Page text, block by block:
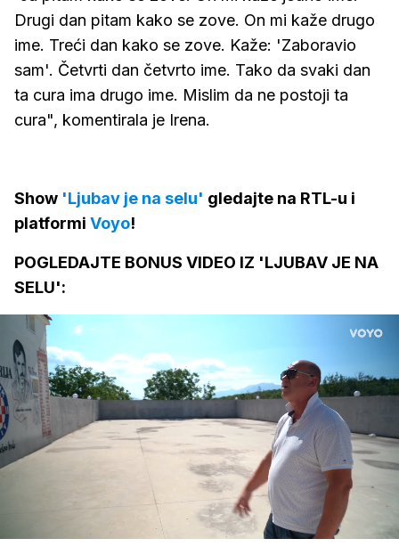
Drugi dan pitam kako se zove. On mi kaže drugo
ime. Treći dan kako se zove. Kaže: 'Zaboravio
sam'. Četvrti dan četvrto ime. Tako da svaki dan
ta cura ima drugo ime. Mislim da ne postoji ta
cura", komentirala je Irena.
Show 'Ljubav je na selu' gledajte na RTL-u i
platformi Voyo!
POGLEDAJTE BONUS VIDEO IZ 'LJUBAV JE NA
SELU':
zvuk
Loaded